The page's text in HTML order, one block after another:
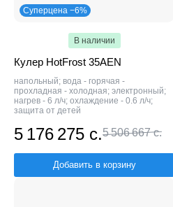
Суперцена −6%
В наличии
Кулер HotFrost 35AEN
напольный; вода - горячая -
прохладная - холодная; электронный;
нагрев - 6 л/ч; охлаждение - 0.6 л/ч;
защита от детей
5 176 275 с.5 506 667 с.
Добавить в корзину